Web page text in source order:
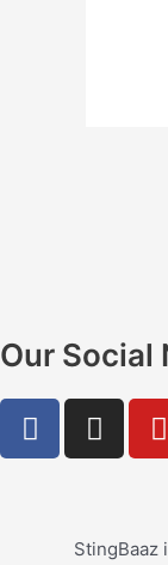
Our Social
F
a
I
n
Y
o